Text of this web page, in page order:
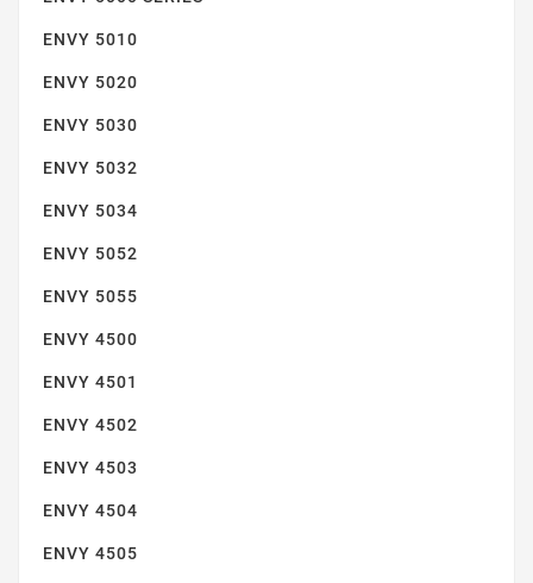
ENVY 5010
ENVY 5020
ENVY 5030
ENVY 5032
ENVY 5034
ENVY 5052
ENVY 5055
ENVY 4500
ENVY 4501
ENVY 4502
ENVY 4503
ENVY 4504
ENVY 4505